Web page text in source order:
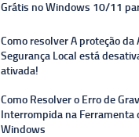
Grátis no Windows 10/11
Como resolver A proteção da
Segurança Local está
ativada!
Como Resolver o Erro de
Interrompida na Ferramenta
Windows